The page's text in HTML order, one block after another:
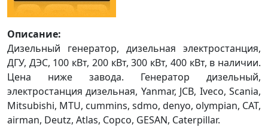
Описание:
Дизельный генератор, дизельная электростанция,
ДГУ, ДЭС, 100 кВт, 200 кВт, 300 кВт, 400 кВт, в наличии.
Цена ниже завода. Генератор дизельный,
электростанция дизельная, Yanmar, JCB, Iveco, Scania,
Mitsubishi, MTU, cummins, sdmo, denyo, olympian, CAT,
airman, Deutz, Atlas, Copco, GESAN, Caterpillar.